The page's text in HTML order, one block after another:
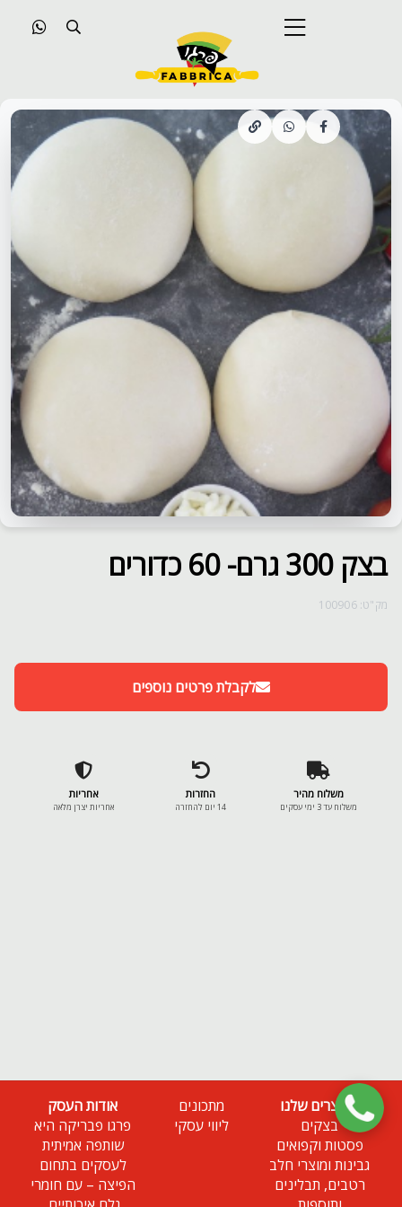
בצק 300 גרם- 60 כדורים
מק"ט: 100906
לקבלת פרטים נוספים
משלוח מהיר
משלוח עד 3 ימי עסקים
החזרות
14 יום להחזרה
אחריות
אחריות יצרן מלאה
המוצרים שלנו
בצקים
פסטות וקפואים
גבינות ומוצרי חלב
רטבים, תבלינים
מתכונים
ליווי עסקי
אודות העסק
פרגו פבריקה היא
שותפה אמיתית
לעסקים בתחום
הפיצה – עם חומרי